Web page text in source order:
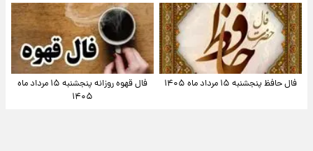
فال حافظ پنجشنبه ۱۵ مرداد ماه ۱۴۰۵
فال قهوه روزانه پنجشنبه ۱۵ مرداد ماه
۱۴۰۵